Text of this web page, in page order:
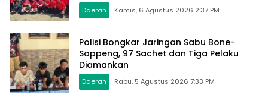
Daerah Kamis, 6 Agustus 2026 2:37 PM
Polisi Bongkar Jaringan Sabu Bone-
Soppeng, 97 Sachet dan Tiga Pelaku
Diamankan
Daerah Rabu, 5 Agustus 2026 7:33 PM